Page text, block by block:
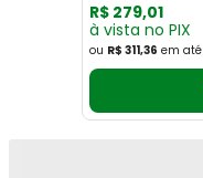
R$ 279,01
à vista no PIX
ou R$ 311,36 em até